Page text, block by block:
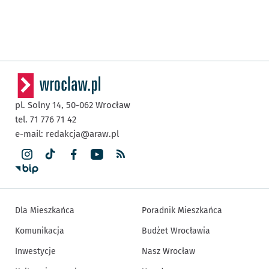
pl. Solny 14, 50-062 Wrocław
tel. 71 776 71 42
e-mail: redakcja@araw.pl
Dla Mieszkańca
Komunikacja
Inwestycje
Poradnik Mieszkańca
Budżet Wrocławia
Nasz Wrocław